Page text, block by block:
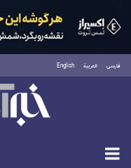
فارسی العربية English
دوشنبه ۱۹ مرداد ۱۴۰۵